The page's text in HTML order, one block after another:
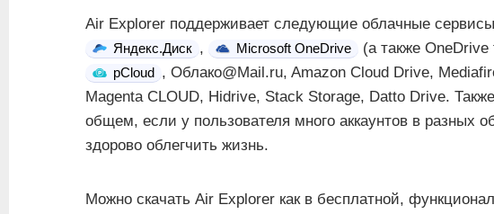
Air Explorer поддерживает следующие облачные
Яндекс.Диск , Microsoft OneDrive (а также
pCloud , Облако@Mail.ru, Amazon Cloud Drive,
Magenta CLOUD, Hidrive, Stack Storage, Datto Drive.
общем, если у пользователя много аккаунтов в разных
здорово облегчить жизнь.
Можно скачать Air Explorer как в бесплатной,